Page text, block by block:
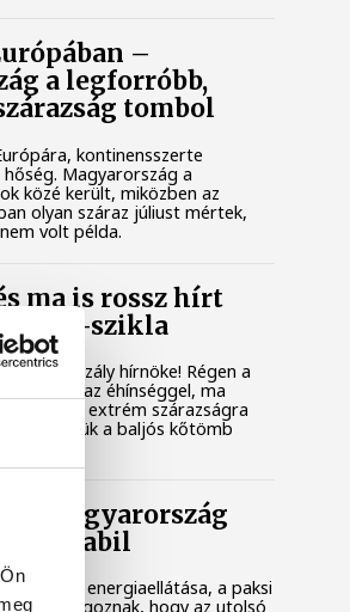
–
a legforróbb,
tombol
kontinensszerte
Magyarország a
közé került, miközben az
olyan száraz júliust mértek,
volt példa.
ma is rossz hírt
Ínség-szikla
az aszály hírnöke! Régen a
jelentett az éhínséggel, ma
okozta extrém szárazságra
Elmeséljük a baljós kőtömb
Magyarország
stabil
energiaellátása, a paksi
azon dolgoznak, hogy az utolsó